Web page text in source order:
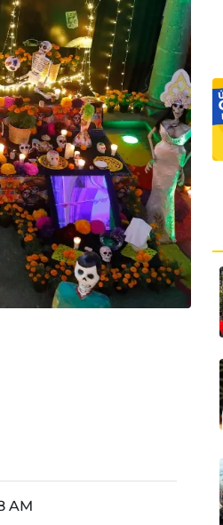
AM